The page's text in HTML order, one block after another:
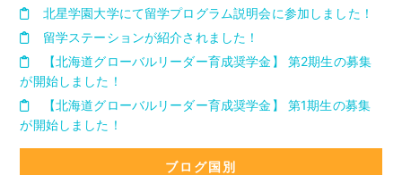
北星学園大学にて留学プログラム説明会に参加しました！
留学ステーションが紹介されました！
【北海道グローバルリーダー育成奨学金】 第2期生の募集
が開始しました！
【北海道グローバルリーダー育成奨学金】 第1期生の募集
が開始しました！
ブログ国別